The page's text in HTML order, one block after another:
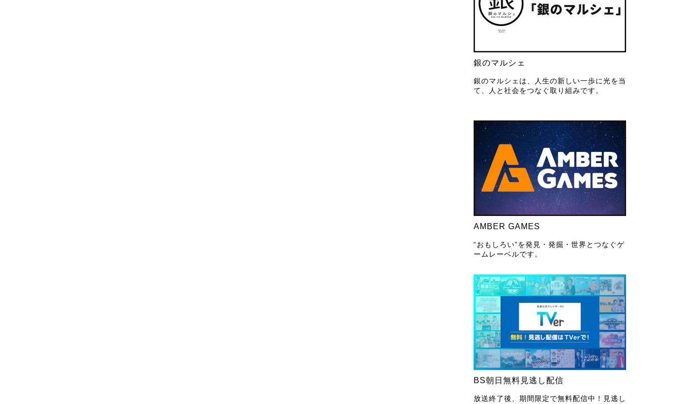
銀のマルシェ
銀のマルシェは、人生の新しい一歩に光を当
て、人と社会をつなぐ取り組みです。
AMBER GAMES
“おもしろい”を発見・発掘・世界とつなぐゲ
ームレーベルです。
BS朝日無料見逃し配信
放送終了後、期間限定で無料配信中！見逃し